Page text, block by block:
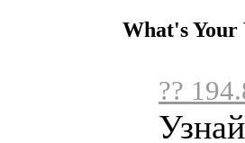
What's Your
??